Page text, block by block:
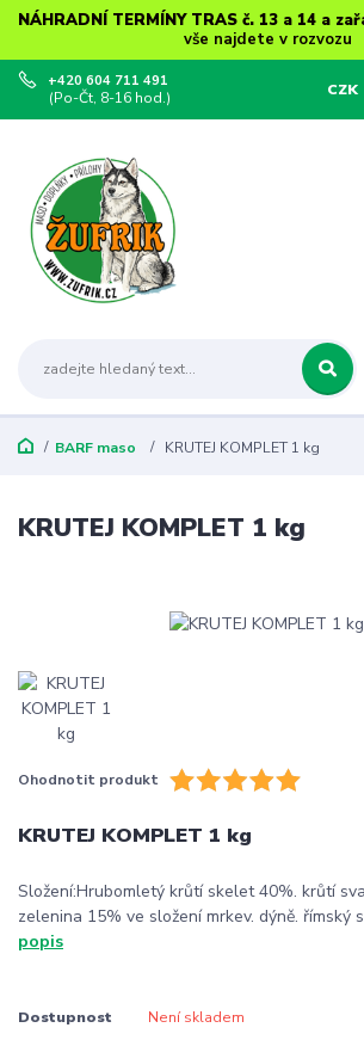
NÁHRADNÍ TERMÍNY TRAS č. 13 a 14 a
vše najdete v rozvozu
CZK
+420 604 711 491
(Po-Čt, 8-16 hod.)
BARF maso KRUTEJ KOMPLET 1 kg
KRUTEJ KOMPLET 1 kg
Ohodnotit produkt
KRUTEJ KOMPLET 1 kg
Složení:Hrubomletý krůtí skelet 40%. krůtí
zelenina 15% ve složení mrkev. dýně. římský
popis
Dostupnost Není skladem